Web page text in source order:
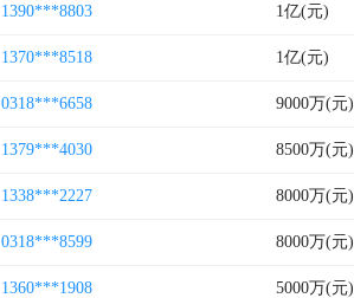
1390***8803 1亿(元)
1370***8518 1亿(元)
0318***6658 9000万(元)
1379***4030 8500万(元)
1338***2227 8000万(元)
0318***8599 8000万(元)
1360***1908 5000万(元)